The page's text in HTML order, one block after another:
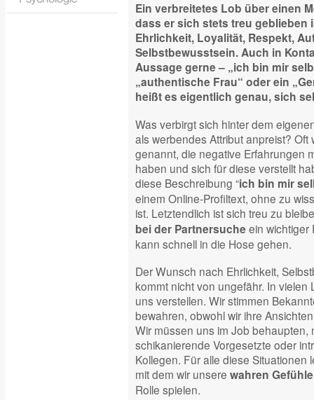
Ein verbreitetes Lob über einen
dass er sich stets treu geblieben
Ehrlichkeit, Loyalität, Respekt,
Selbstbewusstsein. Auch in
Aussage gerne – „ich bin mir
„authentische Frau“ oder ein
heißt es eigentlich genau, sich
Was verbirgt sich hinter dem
als werbendes Attribut anpreist?
genannt, die negative Erfahrungen
haben und sich für diese verstellt
diese Beschreibung “ich bin mir
einem Online-Profiltext, ohne zu
ist. Letztendlich ist sich treu zu
bei der Partnersuche ein wichtiger
kann schnell in die Hose gehen.
Der Wunsch nach Ehrlichkeit,
kommt nicht von ungefähr. In
uns verstellen. Wir stimmen
bewahren, obwohl wir ihre
Wir müssen uns im Job behaupten,
schikanierende Vorgesetzte oder
Kollegen. Für alle diese Situationen
mit dem wir unsere wahren Gefühle
Rolle spielen.